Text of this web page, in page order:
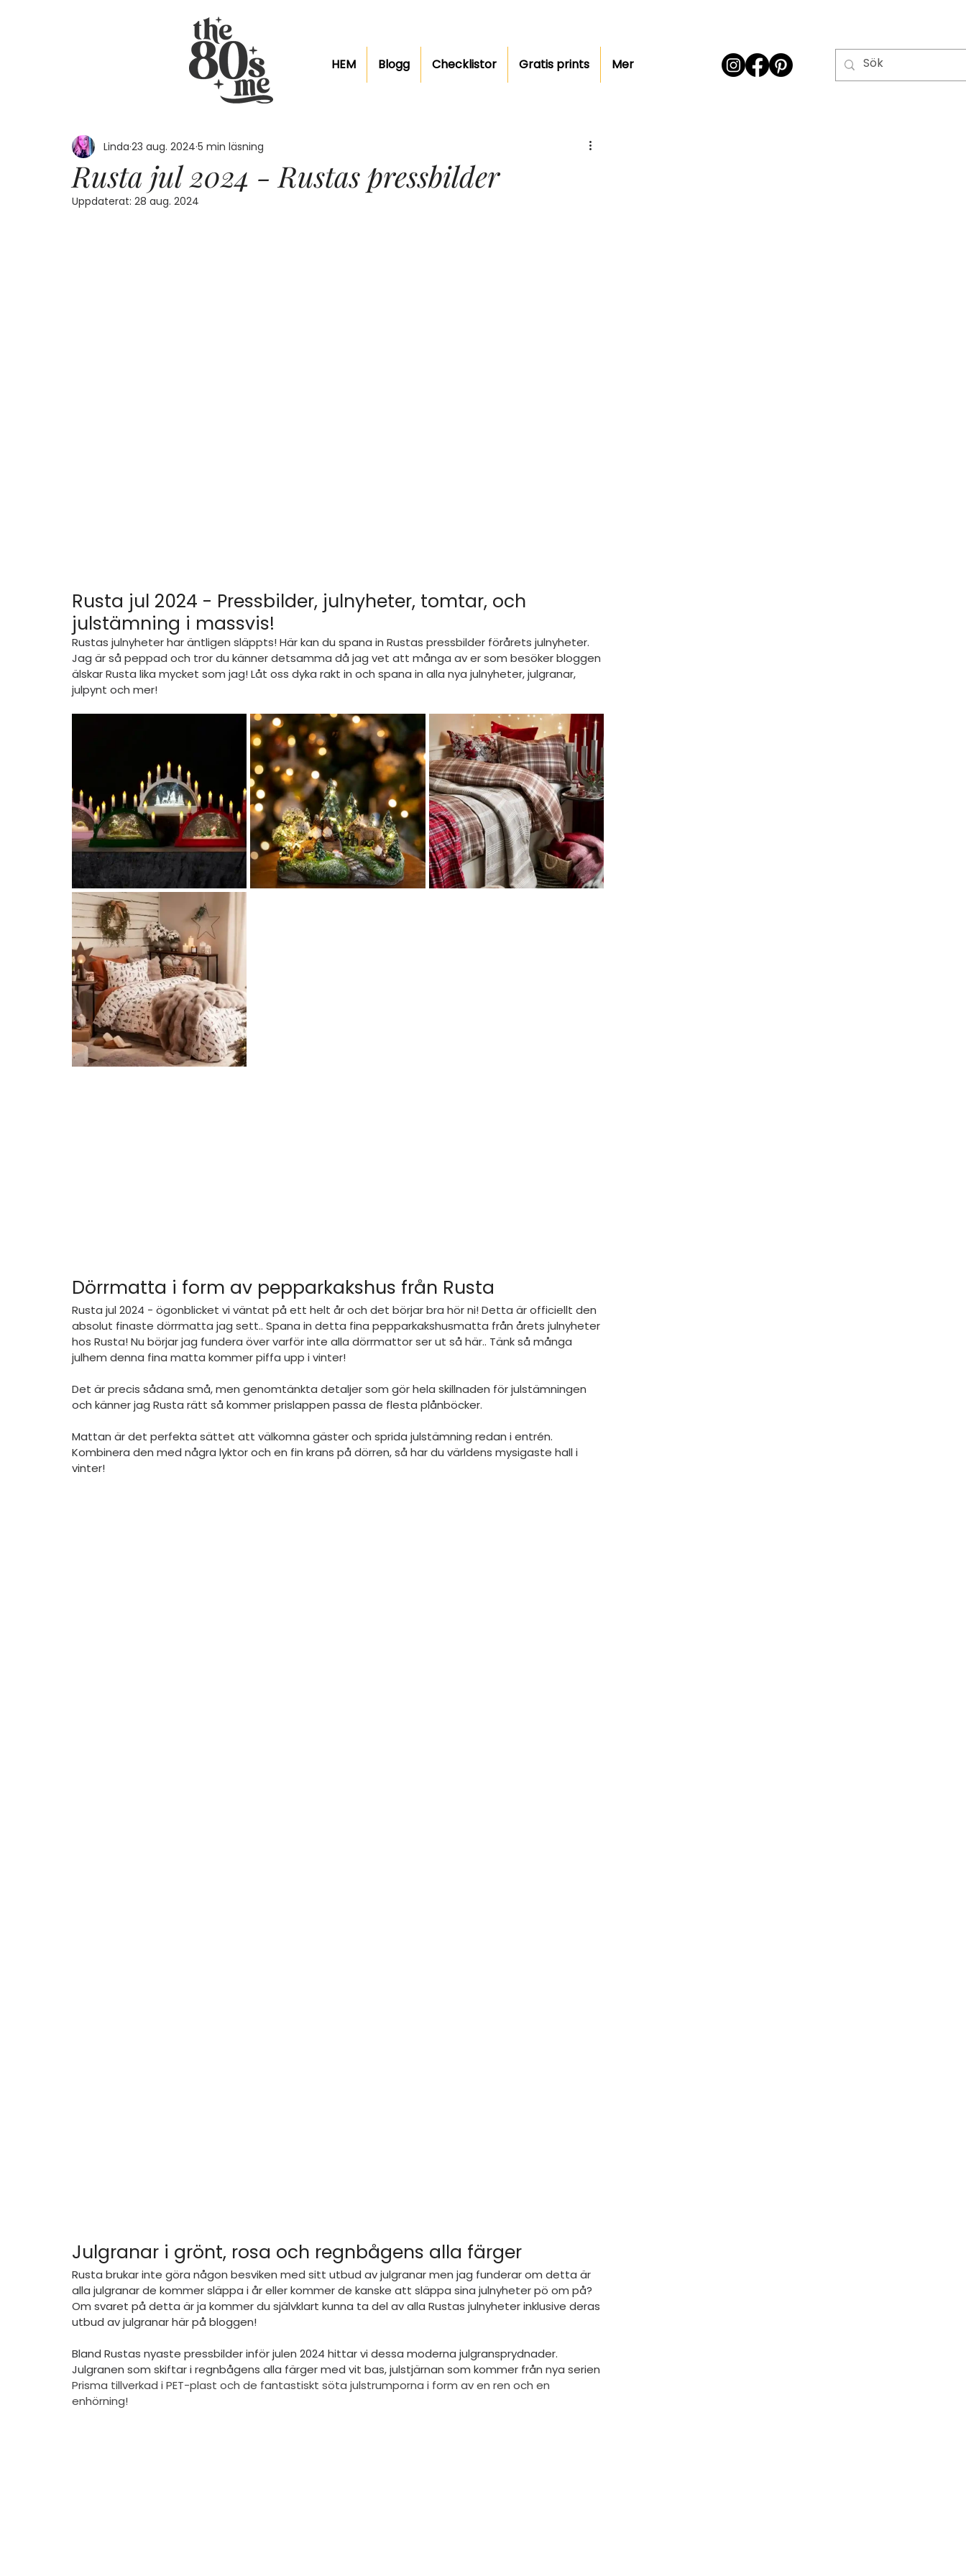
HEM Blogg Checklistor Gratis prints Mer
Rusta jul 2024 - Rustas pressbilder
Linda 23 aug. 2024 5 min läsning
Uppdaterat: 28 aug. 2024
Rusta jul 2024 - Pressbilder, julnyheter, tomtar, och
julstämning i massvis!
Rustas julnyheter har äntligen släppts! Här kan du spana in Rustas pressbilder förårets julnyheter.
Jag är så peppad och tror du känner detsamma då jag vet att många av er som besöker bloggen
älskar Rusta lika mycket som jag! Låt oss dyka rakt in och spana in alla nya julnyheter, julgranar,
julpynt och mer!
Dörrmatta i form av pepparkakshus från Rusta
Rusta jul 2024 - ögonblicket vi väntat på ett helt år och det börjar bra hör ni! Detta är officiellt den
absolut finaste dörrmatta jag sett.. Spana in detta fina pepparkakshusmatta från årets julnyheter
hos Rusta! Nu börjar jag fundera över varför inte alla dörrmattor ser ut så här.. Tänk så många
julhem denna fina matta kommer piffa upp i vinter!
Det är precis sådana små, men genomtänkta detaljer som gör hela skillnaden för julstämningen
och känner jag Rusta rätt så kommer prislappen passa de flesta plånböcker.
Mattan är det perfekta sättet att välkomna gäster och sprida julstämning redan i entrén.
Kombinera den med några lyktor och en fin krans på dörren, så har du världens mysigaste hall i
vinter!
Julgranar i grönt, rosa och regnbågens alla färger
Rusta brukar inte göra någon besviken med sitt utbud av julgranar men jag funderar om detta är
alla julgranar de kommer släppa i år eller kommer de kanske att släppa sina julnyheter pö om på?
Om svaret på detta är ja kommer du självklart kunna ta del av alla Rustas julnyheter inklusive deras
utbud av julgranar här på bloggen!
Bland Rustas nyaste pressbilder inför julen 2024 hittar vi dessa moderna julgransprydnader.
Julgranen som skiftar i regnbågens alla färger med vit bas, julstjärnan som kommer från nya serien
Prisma tillverkad i PET-plast och de fantastiskt söta julstrumporna i form av en ren och en
enhörning!